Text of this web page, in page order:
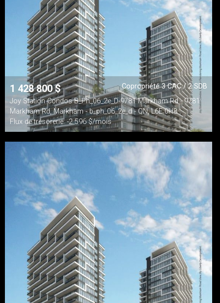
1 428 800$
Copropriété 3 CAC / 2 SDB
Joy Station Condos B_Ph_06_2e_D-9781 Markham Rd - 9781
Markham Rd, Markham - b_ph_06_2e_d - ON, L6E 0H8
Flux de trésorerie: -2 596 $/mois